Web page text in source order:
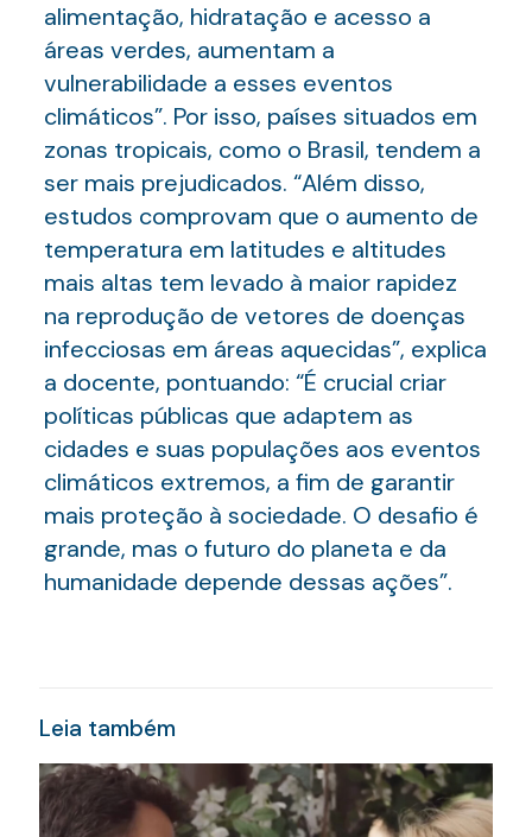
alimentação, hidratação e acesso a
áreas verdes, aumentam a
vulnerabilidade a esses eventos
climáticos”. Por isso, países situados em
zonas tropicais, como o Brasil, tendem a
ser mais prejudicados. “Além disso,
estudos comprovam que o aumento de
temperatura em latitudes e altitudes
mais altas tem levado à maior rapidez
na reprodução de vetores de doenças
infecciosas em áreas aquecidas”, explica
a docente, pontuando: “É crucial criar
políticas públicas que adaptem as
cidades e suas populações aos eventos
climáticos extremos, a fim de garantir
mais proteção à sociedade. O desafio é
grande, mas o futuro do planeta e da
humanidade depende dessas ações”.
Leia também